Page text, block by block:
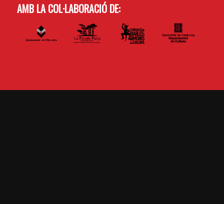
AMB LA COL·LABORACIÓ DE: